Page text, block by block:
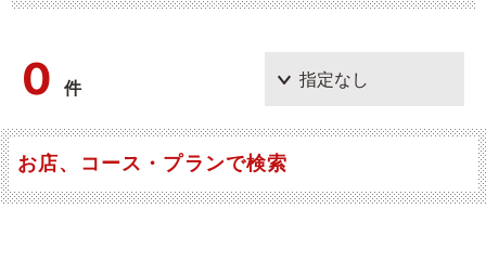
0件
お店、コース・プランで検索